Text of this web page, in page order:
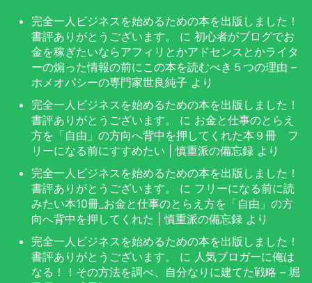
完全一人ビジネスを始めるための本を出版しました！
書評ありがとうございます。
に 初心者がブログでお
金を稼ぎたいならアフィリとかアドセンスとかライタ
ーの煽った情報の前にこの本を読むべき５つの理由 –
ホメオパシーの専門家世良純子 より
完全一人ビジネスを始めるための本を出版しました！
書評ありがとうございます。
に お金と仕事のとらえ
方を「自由」の方向へ背中を押してくれた本９冊 フ
リーになる前にすすめたい | 慎重派の備忘録 より
完全一人ビジネスを始めるための本を出版しました！
書評ありがとうございます。
に フリーになる前に読
みたい本10冊_お金と仕事のとらえ方を「自由」の方
向へ背中を押してくれた | 慎重派の備忘録 より
完全一人ビジネスを始めるための本を出版しました！
書評ありがとうございます。
に 人気ブロガーに俺は
なる！！その方法を調べ、自分なりに建てた戦略 – 堀